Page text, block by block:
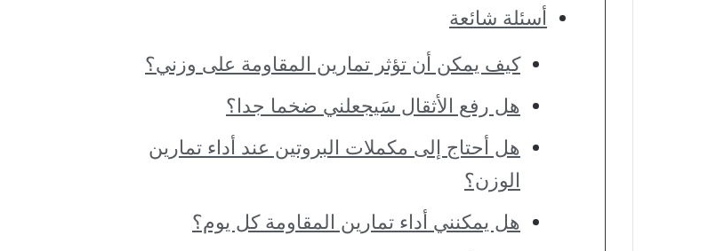
أسئلة شائعة
كيف يمكن أن تؤثر تمارين المقاومة على وزني؟
هل رفع الأثقال سَيجعلني ضخما جدا؟
هل أحتاج إلى مكملات البروتين عند أداء تمارين
الوزن؟
هل يمكنني أداء تمارين المقاومة كل يوم؟